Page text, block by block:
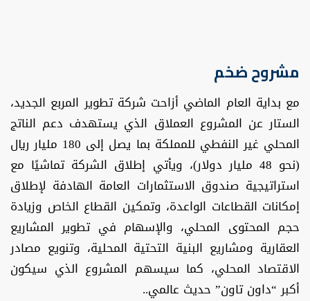
مشروح ضخم
مع بداية العام الماضي أزاحت شركة تطوير المربع الجديد،
الستار عن المشروع العملاق الذي يستهدف دعم الناتج
المحلي غير النفطي للمملكة بما يصل إلى 180 مليار ريال
(نحو 48 مليار دولار)، ويأتي إطلاق الشركة تماشيًا مع
استراتيجية صندوق الاستثمارات العامة الهادفة لإطلاق
إمكانات القطاعات الواعدة، وتمكين القطاع الخاص وزيادة
حجم المحتوى المحلي، والإسهام في تطوير المشاريع
العقارية ومشاريع البنية التحتية المحلية، وتنويع مصادر
الاقتصاد المحلي، كما سيسهم المشروع الذي سيكون
أكبر “داون تاون” حديث عالمي..